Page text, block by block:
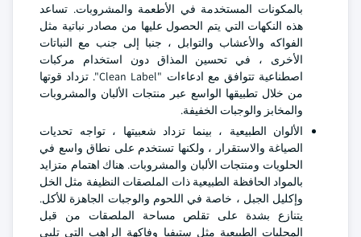
بالمكونات المستخدمة في الأطعمة والمشروبات. تساعد
هذه النكهات التي يتم الحصول عليها من مصادر نباتية مثل
الفواكه والأعشاب والتوابل ، جنبا إلى جنب مع النباتات
الأخرى ، في تحسين المذاق دون استخدام مركبات
اصطناعية تتوافق مع ادعاءات "Clean Label". تزداد قوتها
من خلال تطبيقها الواسع عبر منتجات الألبان والمشروبات
والمخابز والوجبات الخفيفة.
الألوان الطبيعية ، بينما تزداد شعبيتها ، تواجه تحديات
الصياغة والاستقرار ، ولكنها تستخدم على نطاق واسع في
الحلويات ومنتجات الألبان والمشروبات. هناك اهتمام متزايد
بالمواد الحافظة الطبيعية ذات الملصقات النظيفة مثل الخل
وإكليل الجبل ، خاصة في اللحوم والوجبات الجاهزة للأكل.
يتنازع بشدة على تقلص مساحة الملصقات من قبل
المحليات الطبيعية مثل ستيفيا وفاكهة الراهب التي تلبي